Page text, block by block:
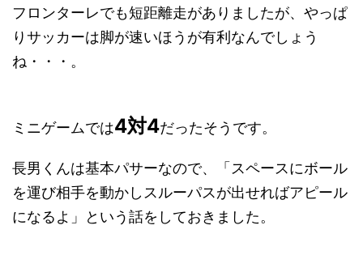
フロンターレでも短距離走がありましたが、やっぱ
りサッカーは脚が速いほうが有利なんでしょう
ね・・・。
ミニゲームでは4対4だったそうです。
長男くんは基本パサーなので、「スペースにボール
を運び相手を動かしスルーパスが出せればアピール
になるよ」という話をしておきました。